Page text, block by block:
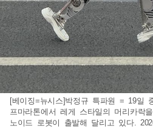
[베이징=뉴시스]박정규 특파원 = 19일
프마라톤에서 레게 스타일의 머리카락
노이드 로봇이 출발해 달리고 있다.